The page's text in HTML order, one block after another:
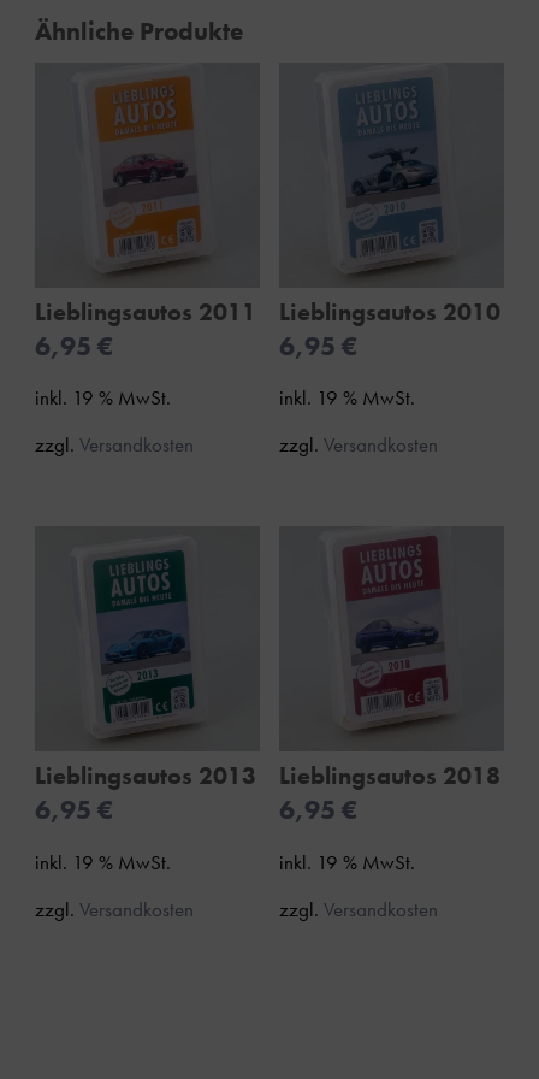
Ähnliche Produkte
Lieblingsautos 2011
6,95 €
inkl. 19 % MwSt.
zzgl. Versandkosten
Lieblingsautos 2010
6,95 €
inkl. 19 % MwSt.
zzgl. Versandkosten
Lieblingsautos 2013
6,95 €
inkl. 19 % MwSt.
zzgl. Versandkosten
Lieblingsautos 2018
6,95 €
inkl. 19 % MwSt.
zzgl. Versandkosten